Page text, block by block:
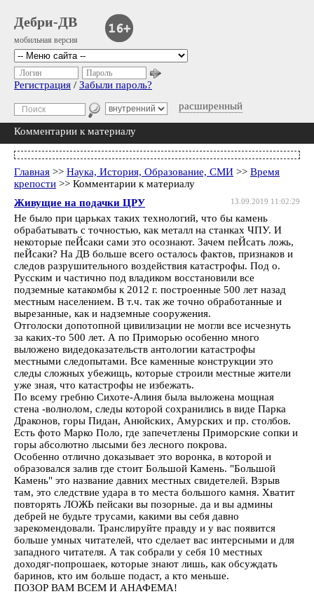
Дебри-ДВ
мобильная версия
расширенный
Логин Пароль
Регистрация / Забыли пароль?
Комментарии к материалу
Главная >> Наука, История, Образование, СМИ >> Время
крепости >> Комментарии к материалу
13.09.2019 11:02:29
Живущие на подачки ЦРУ
Не было при царьках таких технологий, что бы камень
обрабатывать с точностью, как металл на станках ЧПУ. И
некоторые пеЙсаки сами это осознают. Зачем пеЙсать ложь,
пеЙсаки? На ДВ больше всего осталось фактов, признаков и
следов разрушительного воздействия катастрофы. Под о.
Русским и частично под владиком восстановили все
подземные катакомбы к 2012 г. построенные 500 лет назад
местным населением. В т.ч. так же точно обработанные и
вырезанные, как и надземные сооружения.
Отголоски допотопной цивилизации не могли все исчезнуть
за каких-то 500 лет. А по Приморью особенно много
выложено видедоказательств антологии катастрофы
местными следопытами. Все каменные конструкции это
следы сложных убежищь, которые строили местные жители
уже зная, что катастрофы не избежать.
По всему гребню Сихоте-Алиня была выложена мощная
стена -волнолом, следы которой сохранились в виде Парка
Драконов, горы Пидан, Анюйских, Амурских и пр. столбов.
Есть фото Марко Поло, где запечетлены Приморские сопки и
горы абсолютно лысыми без лесного покрова.
Особенно отлично доказывает это воронка, в которой и
образовался залив где стоит Большой Камень. "Большой
Камень" это название давних местных свидетелей. Взрыв
там, это следствие удара в то места большого камня. Хватит
повторять ЛОЖЬ пейсаки вы позорные. да и вы админы
дебрей не будьте трусами, какими вы себя давно
зарекомендовали. Транслируйте правду и у вас появится
больше умных читателей, что сделает вас интерсными и для
западного читателя. А так собрали у себя 10 местных
доходяг-попрошаек, которые знают лишь, как обсуждать
баринов, кто им больше подаст, а кто меньше.
ПОЗОР ВАМ ВСЕМ И АНАФЕМА!